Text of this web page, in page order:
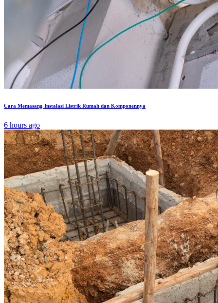
Cara Memasang Instalasi Listrik Rumah dan Komponennya
6 hours ago